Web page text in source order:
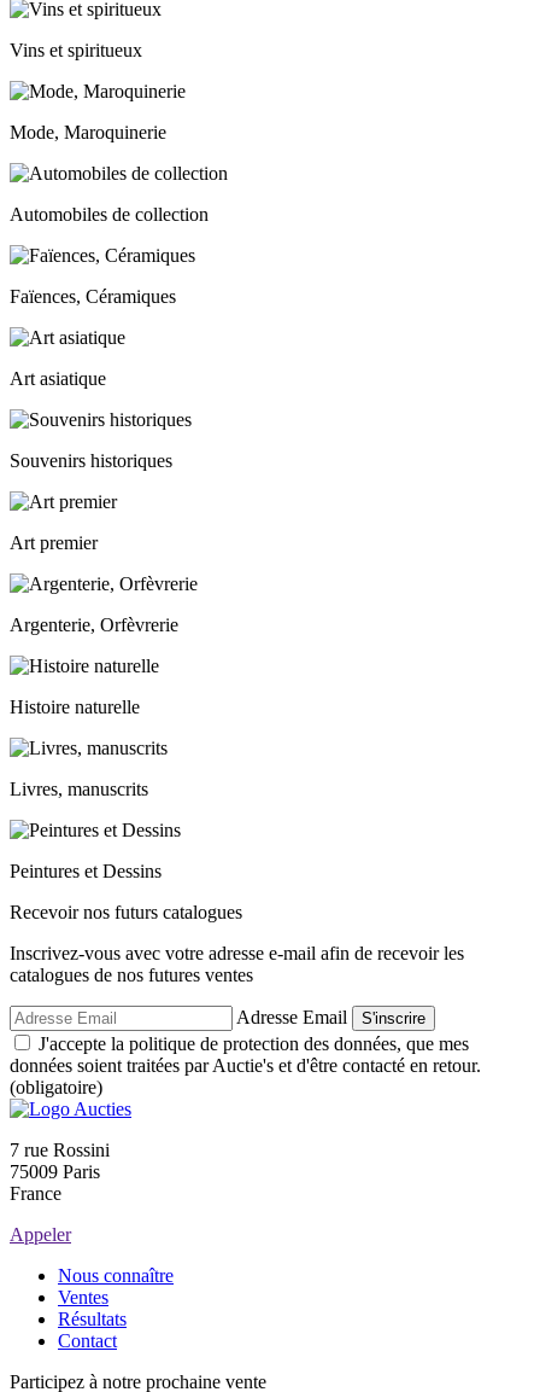
Vins et spiritueux
Mode, Maroquinerie
Automobiles de collection
Faïences, Céramiques
Art asiatique
Souvenirs historiques
Art premier
Argenterie, Orfèvrerie
Histoire naturelle
Livres, manuscrits
Peintures et Dessins
Recevoir nos futurs catalogues
Inscrivez-vous avec votre adresse e-mail afin de recevoir les
catalogues de nos futures ventes
Adresse Email S'inscrire
J'accepte la politique de protection des données, que mes
données soient traitées par Auctie's et d'être contacté en retour.
(obligatoire)
7 rue Rossini
75009 Paris
France
Appeler
Nous connaître
Ventes
Résultats
Contact
Participez à notre prochaine vente